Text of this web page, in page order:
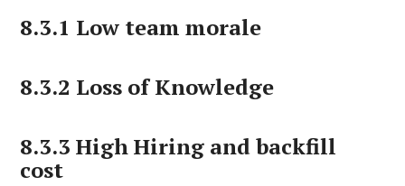
8.3.1 Low team morale
8.3.2 Loss of Knowledge
8.3.3 High Hiring and backfill
cost